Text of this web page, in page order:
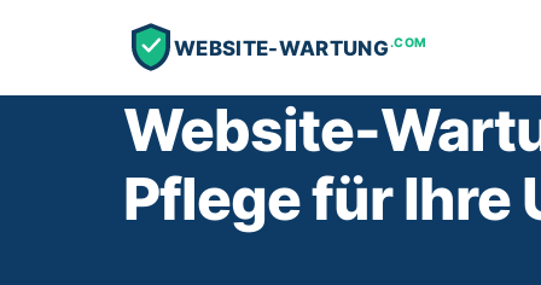
WEBSITE-WARTUNG.COM
Website-
Pflege für Ihre